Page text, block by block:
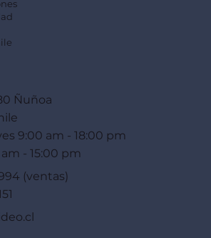
Ñuñoa
9:00 am - 18:00 pm
- 15:00 pm
(ventas)